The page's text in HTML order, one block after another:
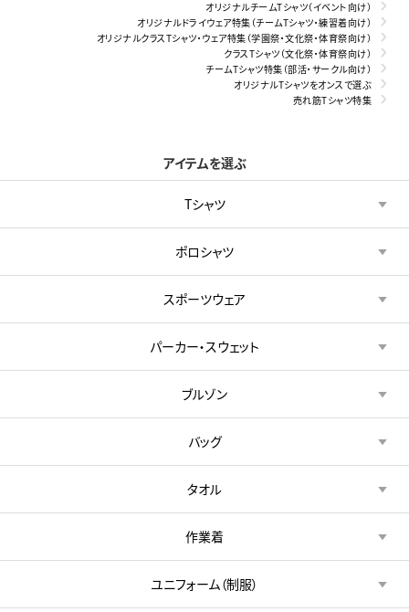
オリジナルチームTシャツ（イベント向け）
オリジナルドライウェア特集（チームTシャツ・練習着向け）
オリジナルクラスTシャツ・ウェア特集（学園祭・文化祭・体育祭向け）
クラスTシャツ（文化祭・体育祭向け）
チームTシャツ特集（部活・サークル向け）
オリジナルTシャツをオンスで選ぶ
売れ筋Tシャツ特集
アイテムを選ぶ
Tシャツ
ポロシャツ
スポーツウェア
パーカー・スウェット
ブルゾン
バッグ
タオル
作業着
ユニフォーム（制服）